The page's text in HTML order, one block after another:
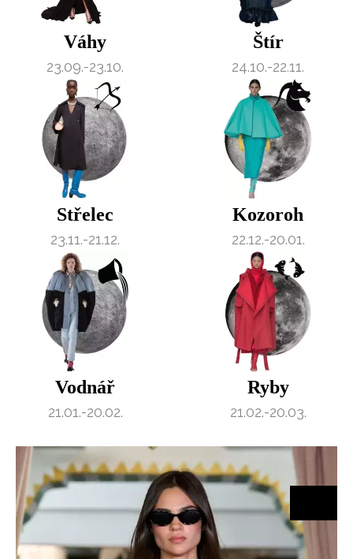
Váhy
23.09.-23.10.
Štír
24.10.-22.11.
Střelec
23.11.-21.12.
Kozoroh
22.12.-20.01.
Vodnář
21.01.-20.02.
Ryby
21.02.-20.03.